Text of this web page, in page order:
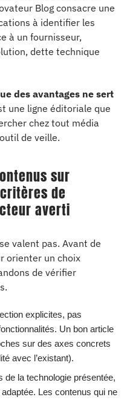
Blog consacre une
à identifier les
à un fournisseur,
dette technique
des avantages ne sert
une ligne éditoriale que
chez tout média
de veille.
sur
de
averti
valent pas. Avant de
orienter un choix
de vérifier
explicites, pas
Un bon article
sur des axes concrets
avec l’existant).
de la technologie présentée,
Les contenus qui ne